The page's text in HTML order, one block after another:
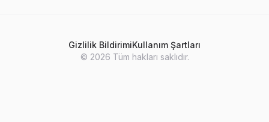
Gizlilik BildirimiKullanım Şartları
© 2026 Tüm hakları saklıdır.